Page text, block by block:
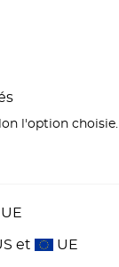
l'option choisie.
et UE